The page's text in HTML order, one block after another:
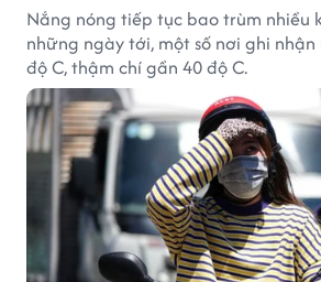
Nắng nóng tiếp tục bao trùm nhiều
những ngày tới, một số nơi ghi
độ C, thậm chí gần 40 độ C.